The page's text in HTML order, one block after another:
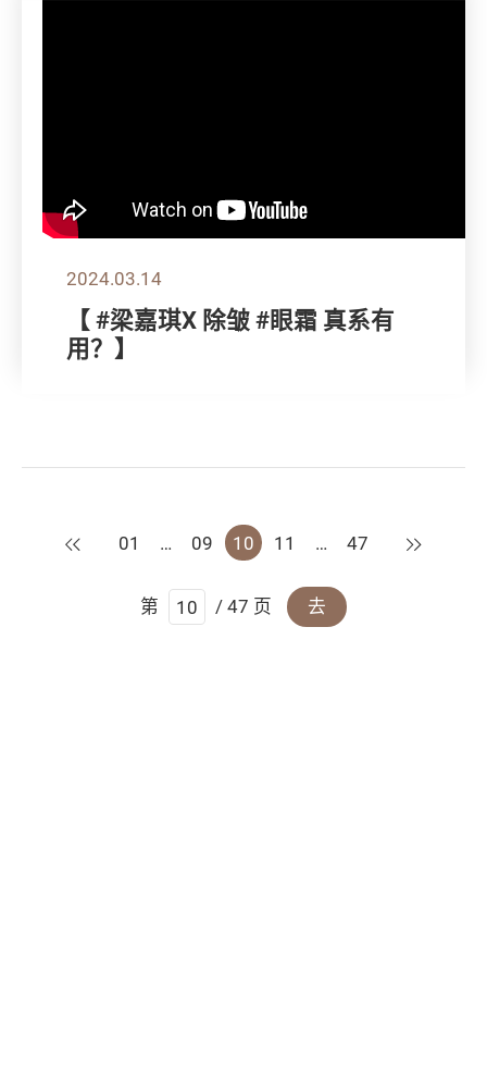
2024.03.14
【 #梁嘉琪X 除皱 #眼霜 真系有
用？】
上一页
01 … 09 10 11 … 47 下一页
第 / 47 页 去